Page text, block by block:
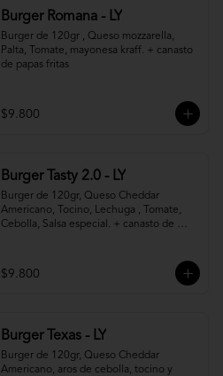
Burger Romana - LY
Burger de 120gr , Queso mozzarella,
Palta, Tomate, mayonesa kraff. + canasto
de papas fritas
$9.800
Burger Tasty 2.0 - LY
Burger de 120gr, Queso Cheddar
Americano, Tocino, Lechuga , Tomate,
Cebolla, Salsa especial. + canasto de
$9.800
Burger Texas - LY
Burger de 120gr, Queso Cheddar
Americano, aros de cebolla, tocino y